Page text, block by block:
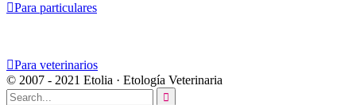
Para particulares
Para veterinarios
© 2007 - 2021 Etolia · Etología Veterinaria
